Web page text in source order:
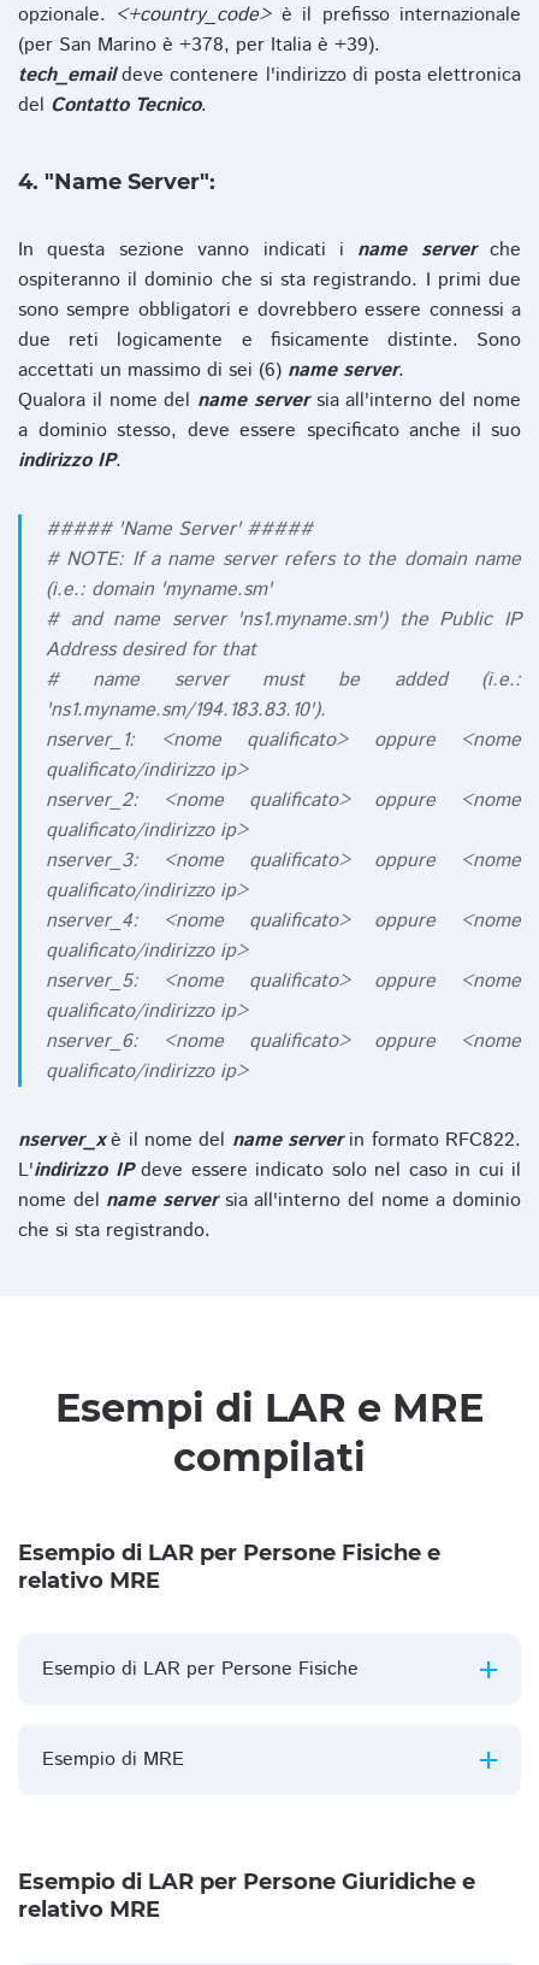
opzionale. <+country_code>è il prefisso internazionale
(per San Marino è +378, per Italia è +39).
tech_emaildeve contenere l'indirizzo di posta elettronica
del Contatto Tecnico.
4. "Name Server":
In questa sezione vanno indicati i name serverche
ospiteranno il dominio che si sta registrando. I primi due
sono sempre obbligatori e dovrebbero essere connessi a
due reti logicamente e fisicamente distinte. Sono
accettati un massimo di sei (6) name server.
Qualora il nome del name serversia all'interno del nome
a dominio stesso, deve essere specificato anche il suo
indirizzo IP.
##### 'Name Server' #####
# NOTE: If a name server refers to the domain name
(i.e.: domain 'myname.sm'
# and name server 'ns1.myname.sm') the Public IP
Address desired for that
# name server must be added (i.e.:
'ns1.myname.sm/194.183.83.10').
nserver_1: <nome qualificato> oppure <nome
qualificato/indirizzo ip>
nserver_2: <nome qualificato> oppure <nome
qualificato/indirizzo ip>
nserver_3: <nome qualificato> oppure <nome
qualificato/indirizzo ip>
nserver_4: <nome qualificato> oppure <nome
qualificato/indirizzo ip>
nserver_5: <nome qualificato> oppure <nome
qualificato/indirizzo ip>
nserver_6: <nome qualificato> oppure <nome
qualificato/indirizzo ip>
nserver_xè il nome del name serverin formato RFC822.
L'indirizzo IPdeve essere indicato solo nel caso in cui il
nome del name serversia all'interno del nome a dominio
che si sta registrando.
Esempi di LAR e MRE
compilati
Esempio di LAR per Persone Fisiche e
relativo MRE
Esempio di LAR per Persone Fisiche
Esempio di MRE
Esempio di LAR per Persone Giuridiche e
relativo MRE